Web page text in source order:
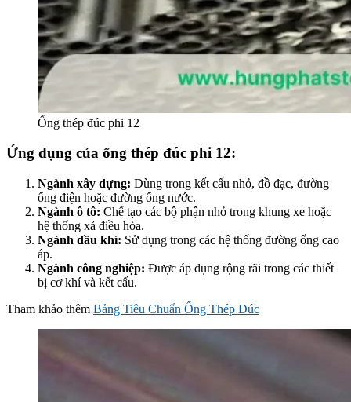
Ống thép đúc phi 12
Ứng dụng của ống thép đúc phi 12:
Ngành xây dựng: Dùng trong kết cấu nhỏ, đồ đạc, đường
ống điện hoặc đường ống nước.
Ngành ô tô: Chế tạo các bộ phận nhỏ trong khung xe hoặc
hệ thống xả điều hòa.
Ngành dầu khí: Sử dụng trong các hệ thống đường ống cao
áp.
Ngành công nghiệp: Được áp dụng rộng rãi trong các thiết
bị cơ khí và kết cấu.
Tham khảo thêm Bảng Tiêu Chuẩn Ống Thép Đúc